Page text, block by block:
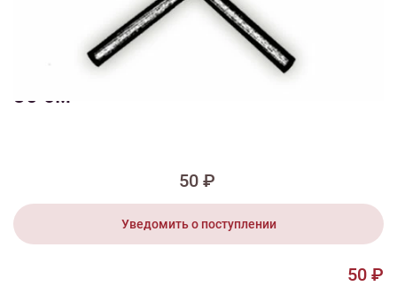
настроек вашего монитора, а также условий освещения при съемке
Держатель для пялец HH12 дерево
30 см
50 ₽
Уведомить о поступлении
50 ₽